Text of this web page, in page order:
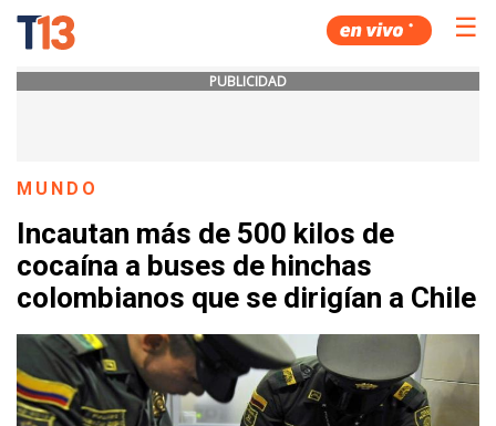
☰
PUBLICIDAD
MUNDO
Incautan más de 500 kilos de
cocaína a buses de hinchas
colombianos que se dirigían a Chile